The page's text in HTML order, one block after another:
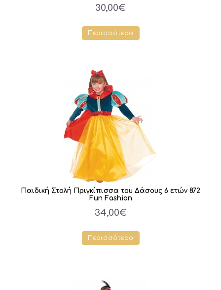
30,00€
Περισσότερα
Παιδική Στολή Πριγκίπισσα του Δάσους 6 ετών 872
Fun Fashion
34,00€
Περισσότερα